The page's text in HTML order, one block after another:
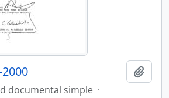
documental simple ·